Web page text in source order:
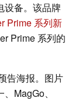
设备。该品牌
Prime 系列新
Prime 系列的
告海报。图片
MagGo、